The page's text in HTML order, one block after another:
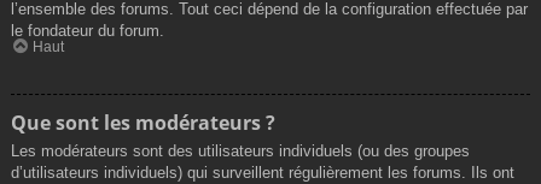
l’ensemble des forums. Tout ceci dépend de la configuration effectuée par
le fondateur du forum.
Haut
Que sont les modérateurs ?
Les modérateurs sont des utilisateurs individuels (ou des groupes
d’utilisateurs individuels) qui surveillent régulièrement les forums. Ils ont